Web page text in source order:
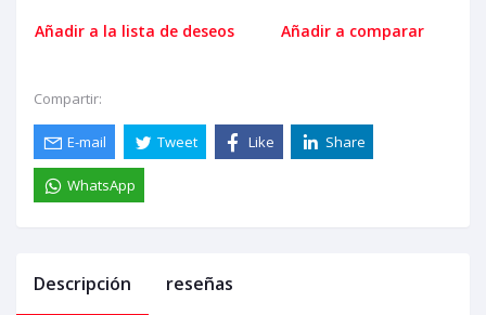
Añadir a la lista de deseos Añadir a comparar
Compartir:
E-mail Tweet Like Share
WhatsApp
Descripción reseñas